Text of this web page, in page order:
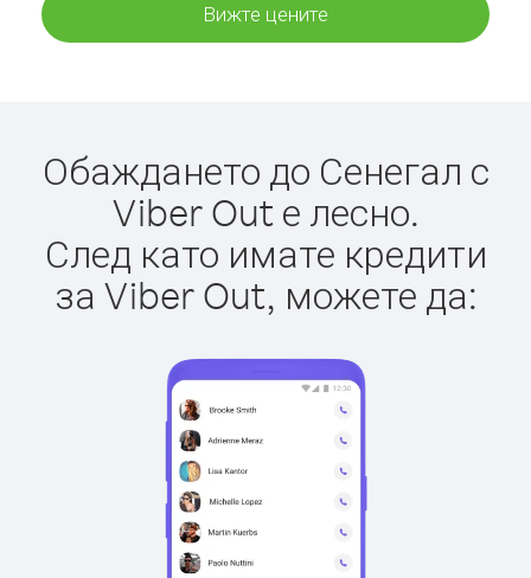
Вижте цените
Обаждането до Сенегал с
Viber Out е лесно.
След като имате кредити
за Viber Out, можете да: